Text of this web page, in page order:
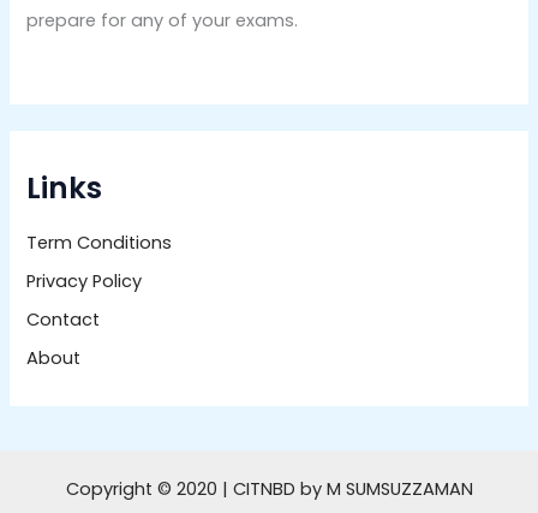
prepare for any of your exams.
Links
Term Conditions
Privacy Policy
Contact
About
Copyright © 2020 | CITNBD by M SUMSUZZAMAN